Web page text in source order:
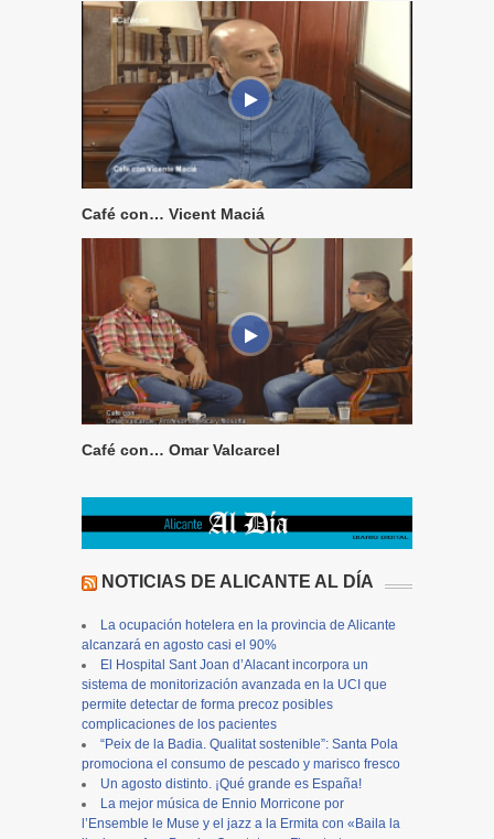
Café con… Vicent Maciá
Café con… Omar Valcarcel
NOTICIAS DE ALICANTE AL DÍA
La ocupación hotelera en la provincia de Alicante
alcanzará en agosto casi el 90%
El Hospital Sant Joan d’Alacant incorpora un
sistema de monitorización avanzada en la UCI que
permite detectar de forma precoz posibles
complicaciones de los pacientes
“Peix de la Badia. Qualitat sostenible”: Santa Pola
promociona el consumo de pescado y marisco fresco
Un agosto distinto. ¡Qué grande es España!
La mejor música de Ennio Morricone por
l’Ensemble le Muse y el jazz a la Ermita con «Baila la